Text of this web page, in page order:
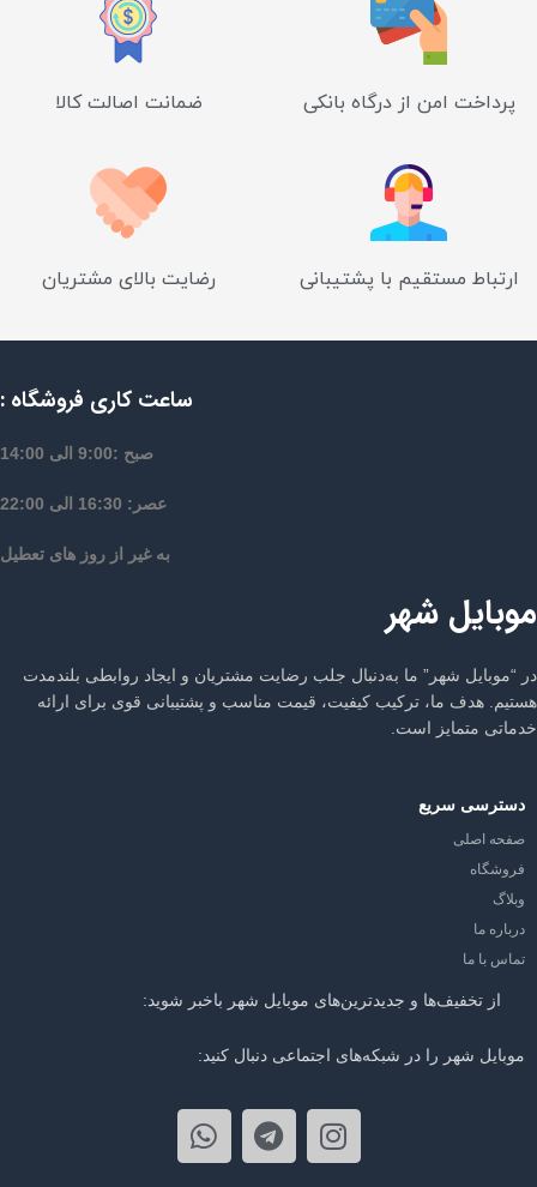
پرداخت امن از درگاه بانکی ضمانت اصالت کالا
ارتباط مستقیم با پشتیبانی رضایت بالای مشتریان
ساعت کاری فروشگاه :
صبح :9:00 الی 14:00
عصر: 16:30 الی 22:00
به غیر از روز های تعطیل
موبایل شهر
در “موبایل شهر” ما به‌دنبال جلب رضایت مشتریان و ایجاد روابطی بلندمدت
هستیم. هدف ما، ترکیب کیفیت، قیمت مناسب و پشتیبانی قوی برای ارائه
خدماتی متمایز است.
دسترسی سریع
صفحه اصلی
فروشگاه
وبلاگ
درباره ما
تماس با ما
از تخفیف‌ها و جدیدترین‌های موبایل شهر باخبر شوید:
موبایل شهر را در شبکه‌های اجتماعی دنبال کنید: